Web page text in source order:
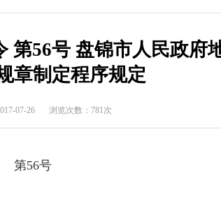
成文日期：
府令 第56号 盘锦市人民政府地方性法规草案
发布日期：
案拟定和规章制定程序